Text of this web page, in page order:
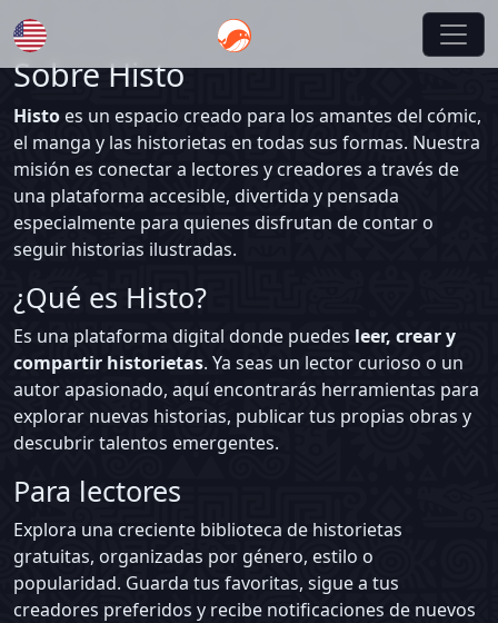
English
Sobre Histo
Histoes un espacio creado para los amantes del cómic,
el manga y las historietas en todas sus formas. Nuestra
misión es conectar a lectores y creadores a través de
una plataforma accesible, divertida y pensada
especialmente para quienes disfrutan de contar o
seguir historias ilustradas.
¿Qué es Histo?
Es una plataforma digital donde puedes leer, crear y
compartir historietas. Ya seas un lector curioso o un
autor apasionado, aquí encontrarás herramientas para
explorar nuevas historias, publicar tus propias obras y
descubrir talentos emergentes.
Para lectores
Explora una creciente biblioteca de historietas
gratuitas, organizadas por género, estilo o
popularidad. Guarda tus favoritas, sigue a tus
creadores preferidos y recibe notificaciones de nuevos